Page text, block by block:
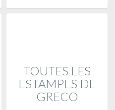
TOUTES LES
ESTAMPES DE
GRECO